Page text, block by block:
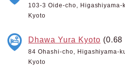
103-3 Oide-cho, Higashiyama-
Kyoto
Dhawa Yura Kyoto (0.68
84 Ohashi-cho, Higashiyama-
Kyoto